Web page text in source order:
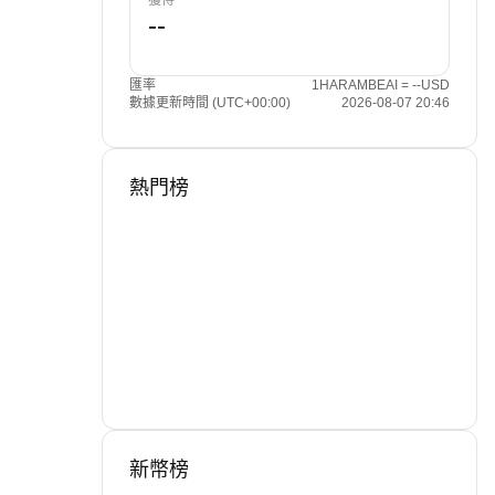
匯率
1HARAMBEAI = --USD
數據更新時間 (UTC+00:00)
2026-08-07 20:46
熱門榜
新幣榜